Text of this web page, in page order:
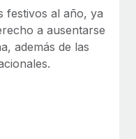
y contrólalos
a empresas de
festivos al año, ya
a ausentarse
además de las